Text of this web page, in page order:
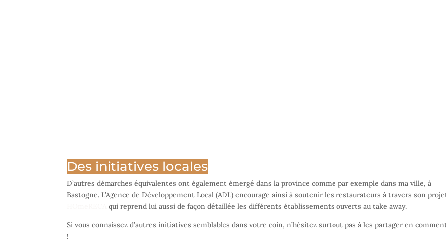
Des initiatives locales
D’autres démarches équivalentes ont également émergé dans la province comme par exemple dans ma ville, à
Bastogne. L’Agence de Développement Local (ADL) encourage ainsi à soutenir les restaurateurs à travers son
qui reprend lui aussi de façon détaillée les différents établissements ouverts au take away.
Si vous connaissez d’autres initiatives semblables dans votre coin, n’hésitez surtout pas à les partager en
!